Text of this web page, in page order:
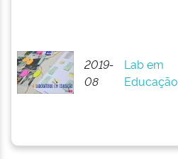
2019-
08
Lab em
Educação